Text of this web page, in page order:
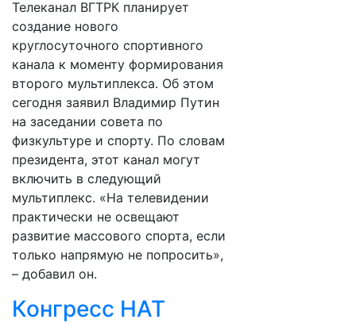
Телеканал ВГТРК планирует
создание нового
круглосуточного спортивного
канала к моменту формирования
второго мультиплекса. Об этом
сегодня заявил Владимир Путин
на заседании совета по
физкультуре и спорту. По словам
президента, этот канал могут
включить в следующий
мультиплекс. «На телевидении
практически не освещают
развитие массового спорта, если
только напрямую не попросить»,
– добавил он.
Конгресс НАТ